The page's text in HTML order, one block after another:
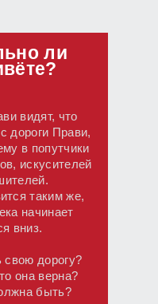
ли
видят, что
дороги Прави,
в попутчики
искусителей
таким же,
начинает
вниз.
свою дорогу?
она верна?
быть?